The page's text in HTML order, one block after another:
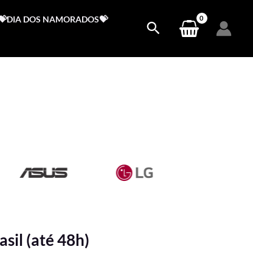
DOS NAMORADOS💝
(até 48h)